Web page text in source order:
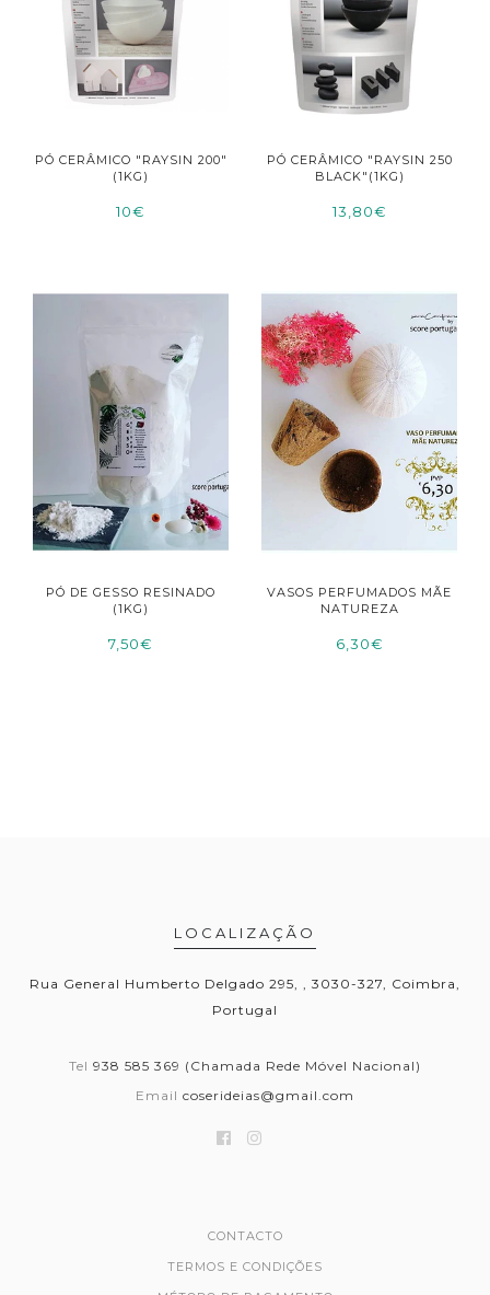
PÓ CERÂMICO "RAYSIN 200"
(1KG)
10€
PÓ CERÂMICO "RAYSIN 250
BLACK"(1KG)
13,80€
PÓ DE GESSO RESINADO
(1KG)
7,50€
VASOS PERFUMADOS MÃE
NATUREZA
6,30€
LOCALIZAÇÃO
Rua General Humberto Delgado 295, , 3030-327, Coimbra,
Portugal
Tel 938 585 369 (Chamada Rede Móvel Nacional)
Email coserideias@gmail.com
CONTACTO
TERMOS E CONDIÇÕES